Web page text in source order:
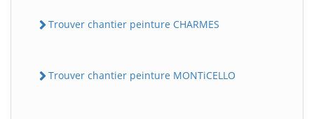
Trouver chantier peinture CHARMES
Trouver chantier peinture MONTiCELLO